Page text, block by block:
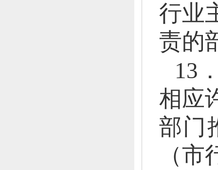
行业
责的
13
相应
部门
（